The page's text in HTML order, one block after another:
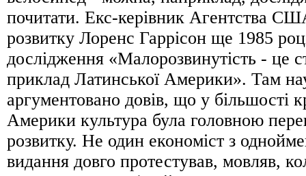
почитати. Екс-керівник Агентства
розвитку Лоренс Гаррісон ще 1985
дослідження «Малорозвинутість - це
приклад Латинської Америки». Там
аргументовано довів, що у більшості
Америки культура була головною
розвитку. Не один економіст з
видання довго протестував, мовляв,